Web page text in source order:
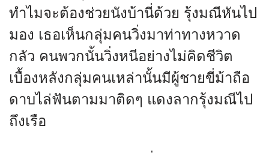
ทำไมจะต้องช่วยนังบ้านี่ด้วย รุ้งมณีหันไป
มอง เธอเห็นกลุ่มคนวิ่งมาท่าทางหวาด
กลัว คนพวกนั้นวิ่งหนีอย่างไม่คิดชีวิต
เบื้องหลังกลุ่มคนเหล่านั้นมีผู้ชายขี่ม้าถือ
ดาบไล่ฟันตามมาติดๆ แดงลากรุ้งมณีไป
ถึงเรือ